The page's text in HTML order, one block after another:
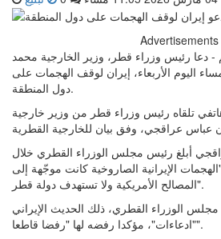
Advertisements
دعا رئيس وزراء قطر، وزير الخارجية محمد
اليوم الأربعاء، إيران لوقف الهجمات على
دول المنطقة.
تلقاه رئيس وزراء قطر من وزير خارجية
أبلغ رئيس مجلس الوزراء القطري خلال
الإيرانية الصاروخية كانت موجّهة إلى
المصالح الأمريكية ولا تستهدف دولة قطر".
الوزراء القطري، ذلك الحديث الإيراني
"ادعاءات"، مؤكدا رفضه لها "رفضا قاطعا".